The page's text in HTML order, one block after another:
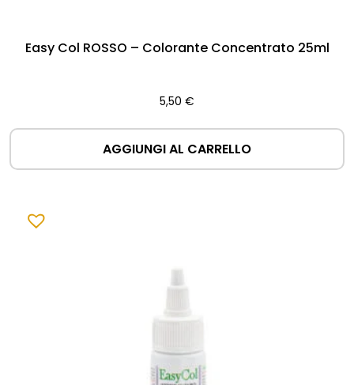
Easy Col ROSSO – Colorante Concentrato 25ml
5,50 €
AGGIUNGI AL CARRELLO